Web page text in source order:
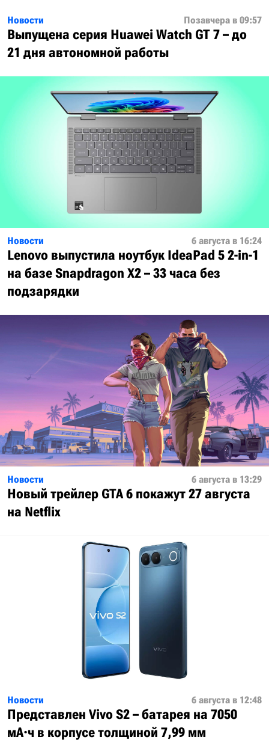
Новости Позавчера в 09:57
Выпущена серия Huawei Watch GT 7 – до
21 дня автономной работы
Новости 6 августа в 16:24
Lenovo выпустила ноутбук IdeaPad 5 2-in-1
на базе Snapdragon X2 – 33 часа без
подзарядки
Новости 6 августа в 13:29
Новый трейлер GTA 6 покажут 27 августа
на Netflix
Новости 6 августа в 12:48
Представлен Vivo S2 – батарея на 7050
мА·ч в корпусе толщиной 7,99 мм